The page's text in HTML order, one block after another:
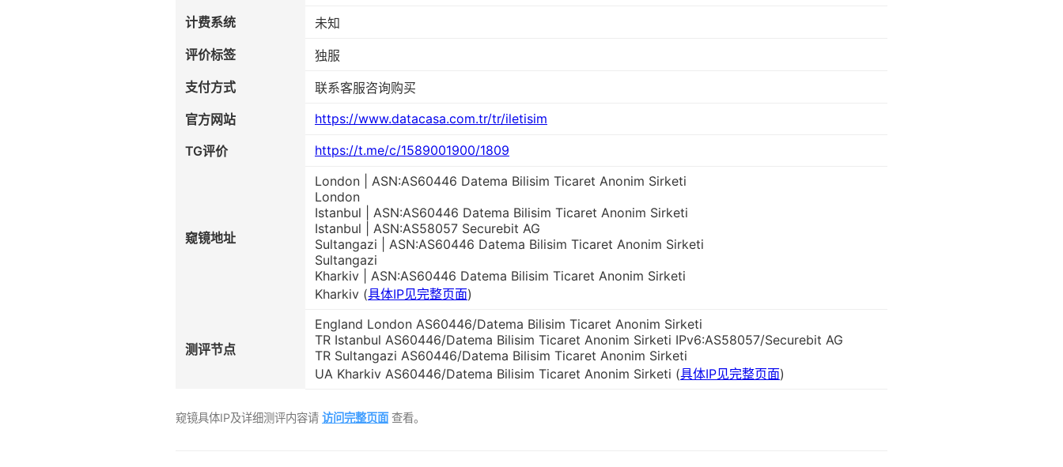
计费系统
未知
评价标签
独服
支付方式
联系客服咨询购买
官方网站
https://www.datacasa.com.tr/tr/iletisim
TG评价 https://t.me/c/1589001900/1809
窥镜地址
London | ASN:AS60446 Datema Bilisim Ticaret Anonim Sirketi
London
Istanbul | ASN:AS60446 Datema Bilisim Ticaret Anonim Sirketi
Istanbul | ASN:AS58057 Securebit AG
Sultangazi | ASN:AS60446 Datema Bilisim Ticaret Anonim Sirketi
Sultangazi
Kharkiv | ASN:AS60446 Datema Bilisim Ticaret Anonim Sirketi
Kharkiv (具体IP见完整页面)
测评节点
England London AS60446/Datema Bilisim Ticaret Anonim Sirketi
TR Istanbul AS60446/Datema Bilisim Ticaret Anonim Sirketi IPv6:AS58057/Securebit AG
TR Sultangazi AS60446/Datema Bilisim Ticaret Anonim Sirketi
UA Kharkiv AS60446/Datema Bilisim Ticaret Anonim Sirketi (具体IP见完整页面)
窥镜具体IP及详细测评内容请 访问完整页面查看。